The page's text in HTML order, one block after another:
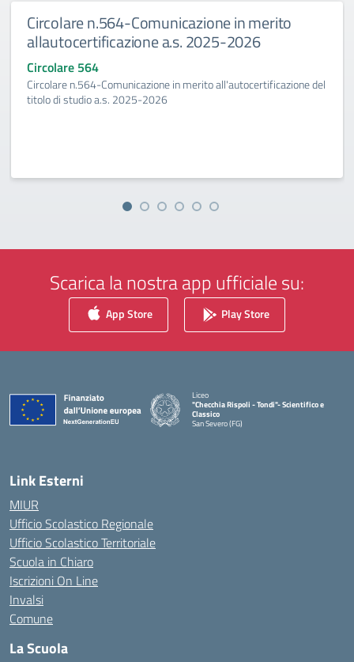
Circolare n.564-Comunicazione in merito
allautocertificazione a.s. 2025-2026
Circolare 564
Circolare n.564-Comunicazione in merito all'autocertificazione del
titolo di studio a.s. 2025-2026
Scarica la nostra app ufficiale su:
App Store Play Store
Liceo
"Checchia Rispoli - Tondi"- Scientifico e
Classico
San Severo (FG)
Link Esterni
MIUR
Ufficio Scolastico Regionale
Ufficio Scolastico Territoriale
Scuola in Chiaro
Iscrizioni On Line
Invalsi
Comune
La Scuola